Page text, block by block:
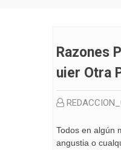
Razones
Uier Otra
Todos en algún
angustia o